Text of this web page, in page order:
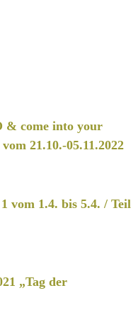
& come into your
21.10.-05.11.2022
vom 1.4. bis 5.4. / Teil
„Tag der